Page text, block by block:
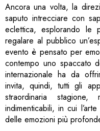
Ancora una volta, la
saputo intrecciare con
eclettica, esplorando le
regalare al pubblico
evento è pensato per
contempo uno spaccato
internazionale ha da
invita, quindi, tutti gli
straordinaria
indimenticabili, in cui
delle emozioni più